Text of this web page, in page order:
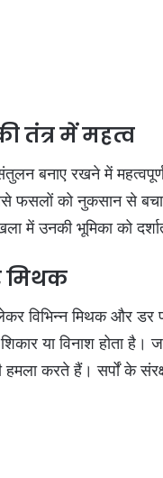
तंत्र में महत्व
संतुलन बनाए रखने में
फसलों को नुकसान से
में उनकी भूमिका को
मिथक
विभिन्न मिथक और
या विनाश होता है।
करते हैं। सर्पों के